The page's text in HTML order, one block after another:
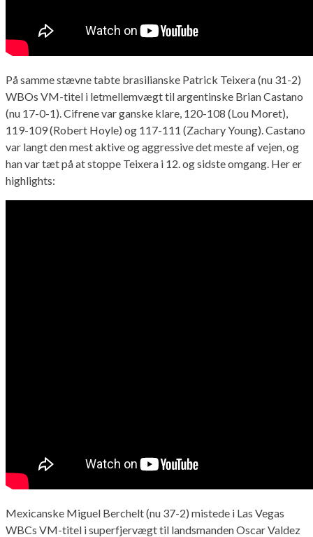
På samme stævne tabte brasilianske Patrick Teixera (nu 31-2)
WBOs VM-titel i letmellemvægt til argentinske Brian Castano
(nu 17-0-1). Cifrene var ganske klare, 120-108 (Lou Moret),
119-109 (Robert Hoyle) og 117-111 (Zachary Young). Castano
var langt den mest aktive og aggressive det meste af vejen, og
han var tæt på at stoppe Teixera i 12. og sidste omgang. Her er
highlights:
Mexicanske Miguel Berchelt (nu 37-2) mistede i Las Vegas
WBCs VM-titel i superfjervægt til landsmanden Oscar Valdez